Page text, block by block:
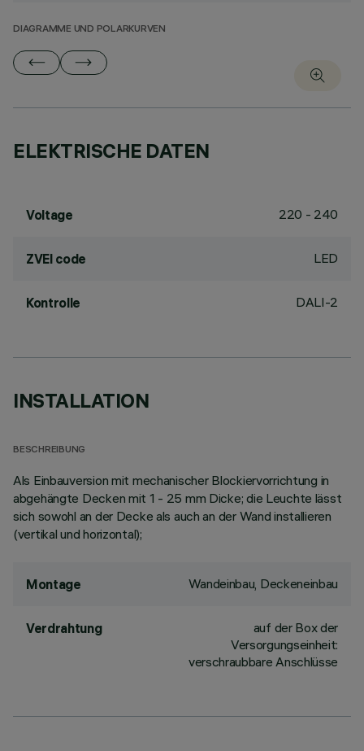
DIAGRAMME UND POLARKURVEN
ELEKTRISCHE DATEN
Voltage 220 - 240
ZVEI code LED
Kontrolle DALI-2
INSTALLATION
BESCHREIBUNG
Als Einbauversion mit mechanischer Blockiervorrichtung in
abgehängte Decken mit 1 - 25 mm Dicke; die Leuchte lässt
sich sowohl an der Decke als auch an der Wand installieren
(vertikal und horizontal);
Montage Wandeinbau, Deckeneinbau
Verdrahtung
auf der Box der
Versorgungseinheit:
verschraubbare Anschlüsse